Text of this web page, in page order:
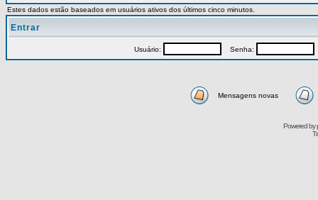
Estes dados estão baseados em usuários ativos dos últimos cinco minutos.
Entrar
Usuário: Senha:
Mensagens novas
Powered by